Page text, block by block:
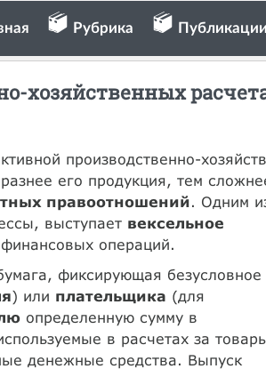
Рубрика Публикации
хозяйственных
производственно-
его продукция, тем
правоотношений. Одним
выступает вексельное
операций.
фиксирующая безусловное
) или плательщика (для
определенную сумму в
в расчетах за
денежные средства. Выпуск